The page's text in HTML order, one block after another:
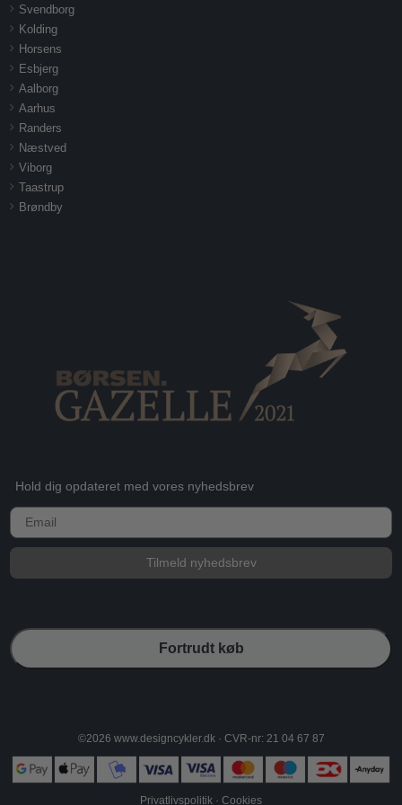
Svendborg
Kolding
Horsens
Esbjerg
Aalborg
Aarhus
Randers
Næstved
Viborg
Taastrup
Brøndby
Hold dig opdateret med vores nyhedsbrev
E-mail
Tilmeld nyhedsbrev
Fortrudt køb
©2026 www.designcykler.dk · CVR-nr: 21 04 67 87
Privatlivspolitik · Cookies